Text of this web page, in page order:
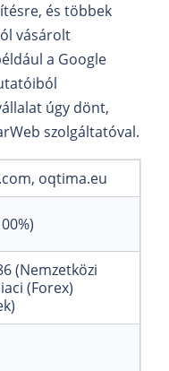
és többek
vásárolt
a Google
úgy dönt,
szolgáltatóval.
oqtima.eu
(Nemzetközi
(Forex)